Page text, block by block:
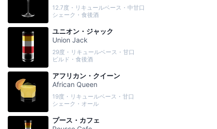
12.7度・リキュールベース・中甘口
シェーク・食後酒
ユニオン・ジャック
Union Jack
29度・リキュールベース・甘口
ビルド・食後酒
アフリカン・クイーン
African Queen
19度・リキュールベース・甘口
シェーク・オール
プース・カフェ